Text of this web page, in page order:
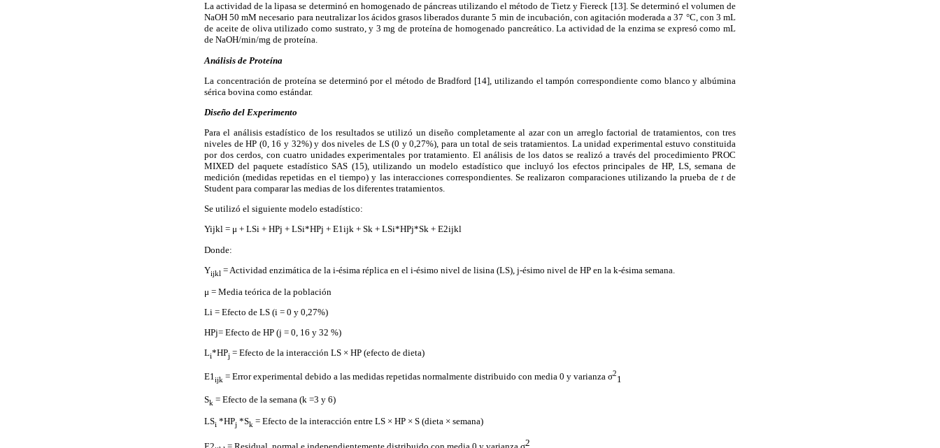
La actividad de la lipasa se determinó en homogenado de páncreas utilizando el método deTietz y Fiereck [13]. Se determinó el volumen de
NaOH 50 mM necesario para neutralizar los ácidos grasos liberados durante 5 min de incubación, con agitación moderada a 37 °C, con 3 mL
de aceite de oliva utilizado como sustrato, y 3 mg de proteína de homogenado pancreático. La actividad de la enzima se expresó como mL
de NaOH/min/mg de proteína.
Análisis de Proteína
La concentración de proteína se determinó por el método de Bradford [14], utilizando el tampón correspondiente como blanco y albúmina
sérica bovina como estándar.
Diseño del Experimento
Para el análisis estadístico de los resultados se utilizó un diseño completamente al azar con un arreglo factorial de tratamientos, con tres
niveles de HP (0, 16 y 32%) y dos niveles de LS (0 y 0,27%), para un total de seis tratamientos. La unidad experimental estuvo constituida
por dos cerdos, con cuatro unidades experimentales por tratamiento. El análisis de los datos se realizó a través del procedimiento PROC
MIXED del paquete estadístico SAS (15), utilizando un modelo estadístico que incluyó los efectos principales de HP, LS, semana de
medición (medidas repetidas en el tiempo) y las interacciones correspondientes. Se realizaron comparaciones utilizando la prueba de tde
Student para comparar las medias de los diferentes tratamientos.
Se utilizó el siguiente modelo estadístico:
Yijkl = μ + LSi + HPj + LSi*HPj + E1ijk + Sk + LSi*HPj*Sk + E2ijkl
Donde:
Yijkl = Actividad enzimática de la i-ésima réplica en el i-ésimo nivel de lisina (LS), j-ésimo nivel de HP en la k-ésima semana.
μ = Media teórica de la población
Li = Efecto de LS (i = 0 y 0,27%)
HPj= Efecto de HP (j = 0, 16 y 32 %)
Li*HPj = Efecto de la interacción LS × HP (efecto de dieta)
E1ijk = Error experimental debido a las medidas repetidas normalmente distribuido con media 0 y varianza σ2
1
Sk = Efecto de la semana (k =3 y 6)
LSi *HPj *Sk = Efecto de la interacción entre LS × HP × S (dieta × semana)
2